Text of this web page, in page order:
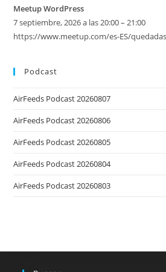
Meetup WordPress
7 septiembre, 2026 a las 20:00 – 21:00
https://www.meetup.com/es-ES/
Podcast
AirFeeds Podcast 20260807
AirFeeds Podcast 20260806
AirFeeds Podcast 20260805
AirFeeds Podcast 20260804
AirFeeds Podcast 20260803